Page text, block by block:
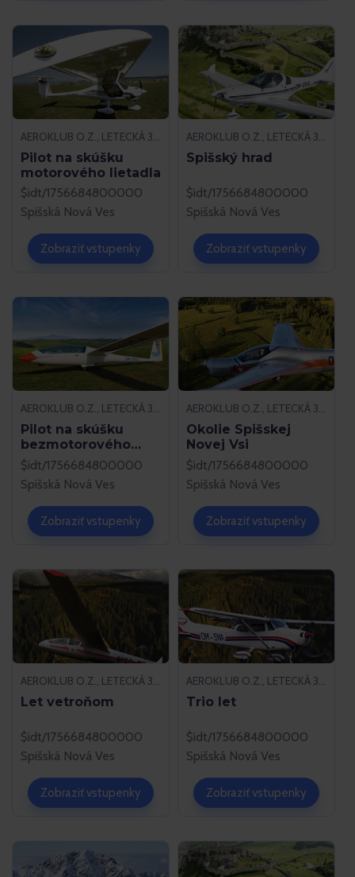
AEROKLUB O.Z., LETECKÁ 37, 052 01 SPIŠSKÁ NOVÁ VES
Pilot na skúšku
motorového lietadla
$idt/1756684800000
Spišská Nová Ves
Zobraziť vstupenky
AEROKLUB O.Z., LETECKÁ 37, 052 01 SPIŠSKÁ NOVÁ VES
Spišský hrad
$idt/1756684800000
Spišská Nová Ves
Zobraziť vstupenky
AEROKLUB O.Z., LETECKÁ 37, 052 01 SPIŠSKÁ NOVÁ VES
Pilot na skúšku
bezmotorového
lietadla
$idt/1756684800000
Spišská Nová Ves
Zobraziť vstupenky
AEROKLUB O.Z., LETECKÁ 37, 052 01 SPIŠSKÁ NOVÁ VES
Okolie Spišskej
Novej Vsi
$idt/1756684800000
Spišská Nová Ves
Zobraziť vstupenky
Let vetroňom
$idt/1756684800000
Spišská Nová Ves
Zobraziť vstupenky
Trio let
$idt/1756684800000
Spišská Nová Ves
Zobraziť vstupenky